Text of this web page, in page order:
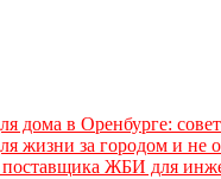
дома в Оренбурге:
жизни за городом и не
ЖБИ для